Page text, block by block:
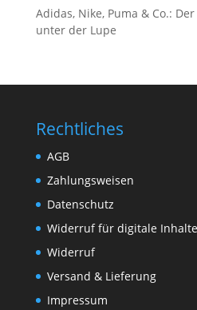
Adidas, Nike, Puma & Co.:
unter der Lupe
Rechtliches
AGB
Zahlungsweisen
Datenschutz
Widerruf für digitale Inhalte
Widerruf
Versand & Lieferung
Impressum